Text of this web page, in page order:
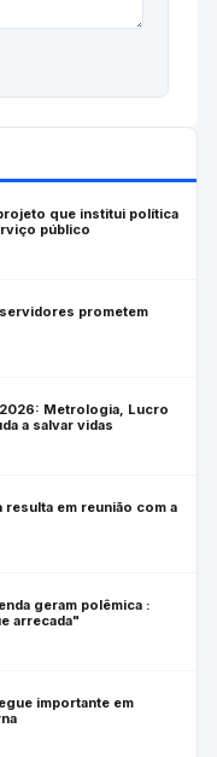
que institui política
público
prometem
Metrologia, Lucro
a salvar vidas
em reunião com a
geram polêmica :
arrecada"
importante em